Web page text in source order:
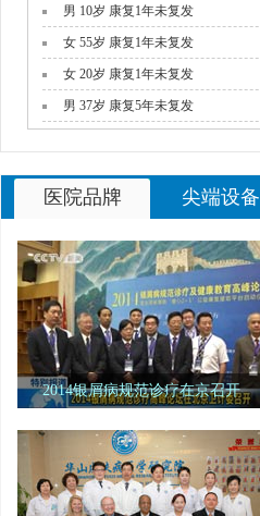
男 10岁 康复1年未复发
女 55岁 康复1年未复发
女 20岁 康复1年未复发
男 37岁 康复5年未复发
医院品牌 尖端设备
2014银屑病规范诊疗在京召开
规范诊疗及健康教育高峰论坛"在北京卫
计委(原国家卫生部)隆重召开